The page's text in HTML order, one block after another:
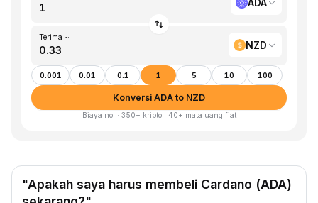
ADA
Terima ~
NZD
0.001 0.01 0.1 1 5 10 100
Konversi ADA to NZD
Biaya nol · 350+ kripto · 40+ mata uang fiat
"Apakah saya harus membeli Cardano (ADA)